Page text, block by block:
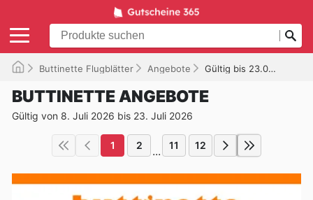
Buttinette Flugblätter Angebote Gültig bis 23.07.2026
BUTTINETTE ANGEBOTE
Gültig von 8. Juli 2026 bis 23. Juli 2026
1 2 ... 11 12